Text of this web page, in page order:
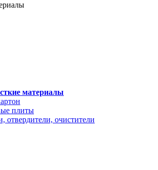
материалы
плиты
отвердители, очистители